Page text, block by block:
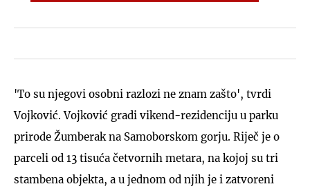
'To su njegovi osobni razlozi ne znam zašto', tvrdi
Vojković. Vojković gradi vikend-rezidenciju u parku
prirode Žumberak na Samoborskom gorju. Riječ je o
parceli od 13 tisuća četvornih metara, na kojoj su tri
stambena objekta, a u jednom od njih je i zatvoreni